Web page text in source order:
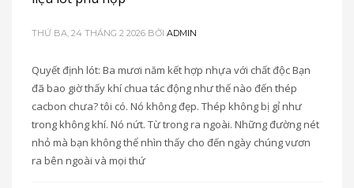
THỨ BA, 24 THÁNG 2 2026 BỞI ADMIN
Quyết định lót: Ba mươi năm kết hợp nhựa với chất độc Bạn
đã bao giờ thấy khí chua tác động như thế nào đến thép
cacbon chưa? tôi có. Nó không đẹp. Thép không bị gỉ như
trong không khí. Nó nứt. Từ trong ra ngoài. Những đường nét
nhỏ mà bạn không thể nhìn thấy cho đến ngày chúng vươn
ra bên ngoài và mọi thứ